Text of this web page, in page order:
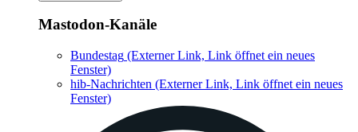
Mastodon-Kanäle
Bundestag (Externer Link, Link öffnet ein neues
Fenster)
hib-Nachrichten (Externer Link, Link öffnet ein neues
Fenster)